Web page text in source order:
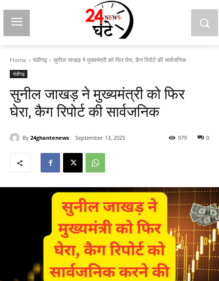
Home चंडीगढ़ सुनील जाखड़ ने मुख्यमंत्री को फिर घेरा, कैग रिपोर्ट की सार्वजनिक
चंडीगढ़
सुनील जाखड़ ने मुख्यमंत्री को फिर
घेरा, कैग रिपोर्ट की सार्वजनिक
By 24ghantenews September 13, 2025 0
979